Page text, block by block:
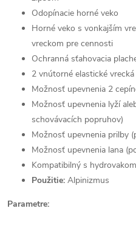
Odopínacie horné veko
Horné veko s vonkajším
vreckom pre cennosti
Ochranná sťahovacia
2 vnútorné elastické
Možnosť upevnenia 2
Možnosť upevnenia lyží
schovávacích popruhov)
Možnosť upevnenia prilby
Možnosť upevnenia lana
Kompatibilný s hydrovakom
Použitie: Alpinizmus
Parametre: